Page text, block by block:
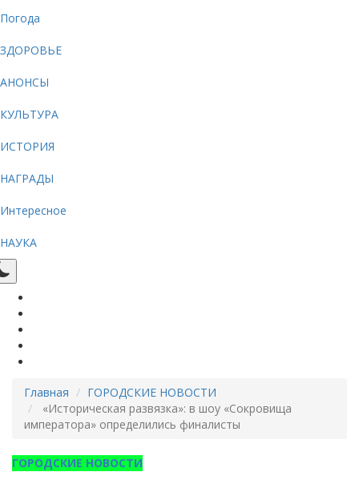
Погода
ЗДОРОВЬЕ
АНОНСЫ
КУЛЬТУРА
ИСТОРИЯ
НАГРАДЫ
Интересное
НАУКА
Главная
ГОРОДСКИЕ НОВОСТИ
«Историческая развязка»: в шоу «Сокровища
императора» определились финалисты
ГОРОДСКИЕ НОВОСТИ